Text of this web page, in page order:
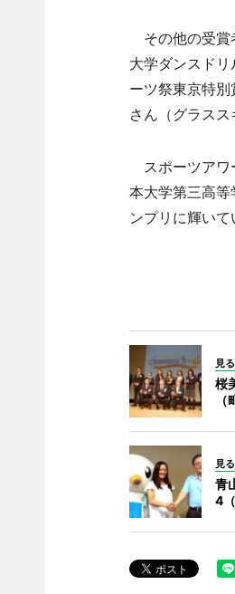
その他の受賞
大学ダンスド
ーツ祭東京特
さん（グラス
スポーツアワ
本大学第三高
ンプリに輝いて
見
桜
見
青
4